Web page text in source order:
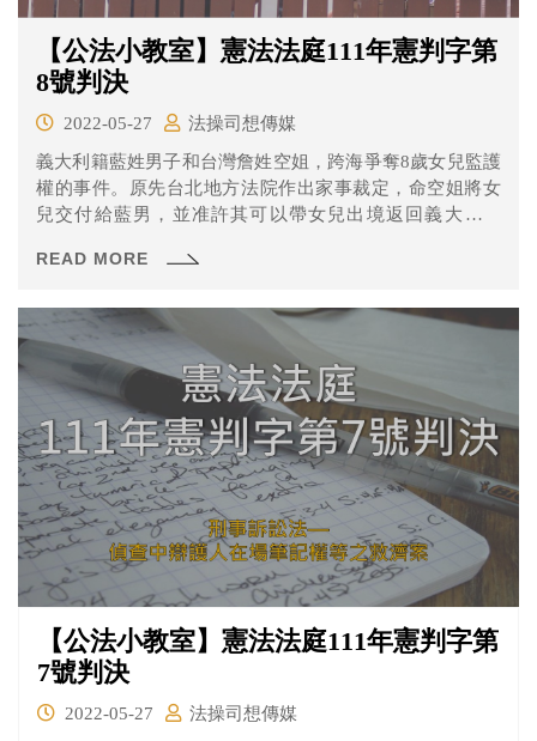
【公法小教室】憲法法庭111年憲判字第
8號判決
2022-05-27
法操司想傳媒
義大利籍藍姓男子和台灣詹姓空姐，跨海爭奪8歲女兒監護
權的事件。原先台北地方法院作出家事裁定，命空姐將女
兒交付給藍男，並准許其可以帶女兒出境返回義大利同
濟手段，便向憲法法庭聲請裁判憲法審查。
READ MORE
【公法小教室】憲法法庭111年憲判字第
7號判決
2022-05-27
法操司想傳媒